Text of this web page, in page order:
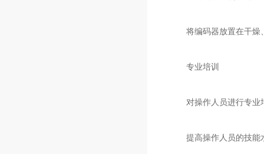
将编码器放置在干燥
专业培训
对操作人员进行专业培
提高操作人员的技能水